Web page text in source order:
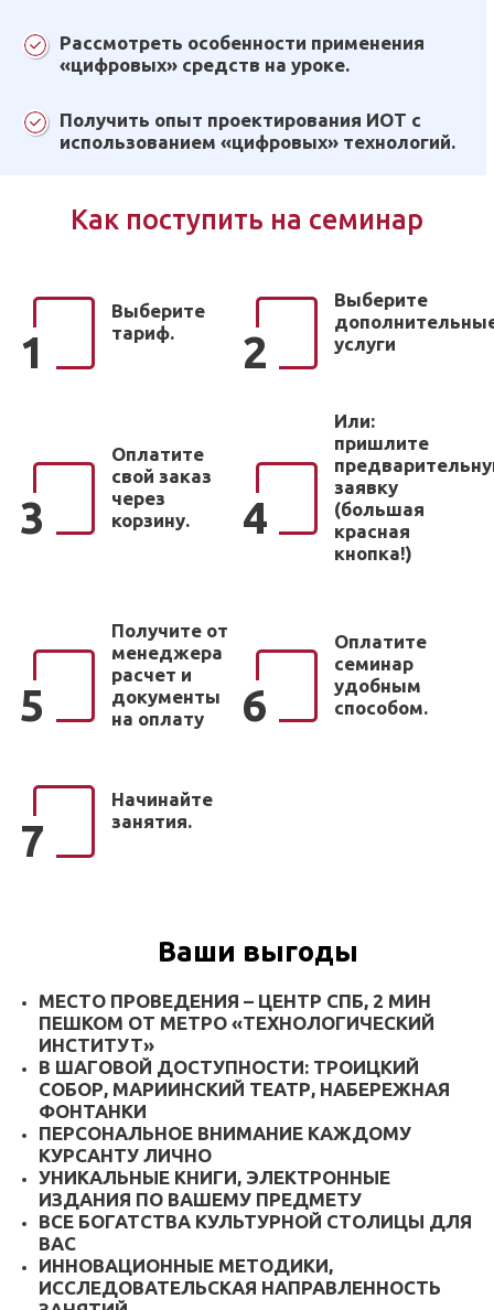
Рассмотреть особенности применения
«цифровых» средств на уроке.
Получить опыт проектирования ИОТ с
использованием «цифровых» технологий.
Как поступить на семинар
1
Выберите
тариф.
2
Выберите
услуги
3
Оплатите
свой заказ
через
корзину.
4
Или:
пришлите
заявку
(большая
красная
кнопка!)
5
Получите от
менеджера
расчет и
документы
на оплату
6
Оплатите
семинар
удобным
способом.
7
Начинайте
занятия.
Ваши выгоды
МЕСТО ПРОВЕДЕНИЯ – ЦЕНТР СПБ, 2 МИН
ПЕШКОМ ОТ МЕТРО «ТЕХНОЛОГИЧЕСКИЙ
ИНСТИТУТ»
В ШАГОВОЙ ДОСТУПНОСТИ: ТРОИЦКИЙ
СОБОР, МАРИИНСКИЙ ТЕАТР, НАБЕРЕЖНАЯ
ФОНТАНКИ
ПЕРСОНАЛЬНОЕ ВНИМАНИЕ КАЖДОМУ
КУРСАНТУ ЛИЧНО
УНИКАЛЬНЫЕ КНИГИ, ЭЛЕКТРОННЫЕ
ИЗДАНИЯ ПО ВАШЕМУ ПРЕДМЕТУ
ВСЕ БОГАТСТВА КУЛЬТУРНОЙ СТОЛИЦЫ ДЛЯ
ВАС
ИННОВАЦИОННЫЕ МЕТОДИКИ,
ИССЛЕДОВАТЕЛЬСКАЯ НАПРАВЛЕННОСТЬ